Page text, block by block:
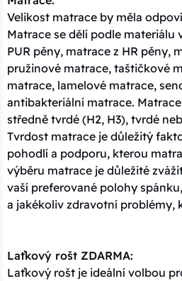
Velikost matrace by měla
Matrace se dělí podle materiálu
PUR pěny, matrace z HR pěny,
pružinové matrace, taštičkové
matrace, lamelové matrace,
antibakteriální matrace.
středně tvrdé (H2, H3), tvrdé
Tvrdost matrace je důležitý
pohodlí a podporu, kterou
výběru matrace je důležité
vaší preferované polohy
a jakékoliv zdravotní problémy,
Laťkový rošt ZDARMA:
Laťkový rošt je ideální volbou